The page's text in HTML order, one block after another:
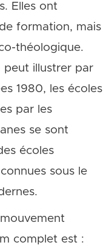
Elles ont
formation, mais
théologique.
peut illustrer par
1980, les écoles
par les
se sont
écoles
sous le
complet est :